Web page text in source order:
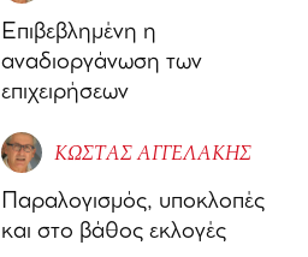
Επιβεβλημένη η
αναδιοργάνωση των
επιχειρήσεων
ΚΩΣΤΑΣ ΑΓΓΕΛΑΚΗΣ
Παραλογισμός, υποκλοπές
και στο βάθος εκλογές